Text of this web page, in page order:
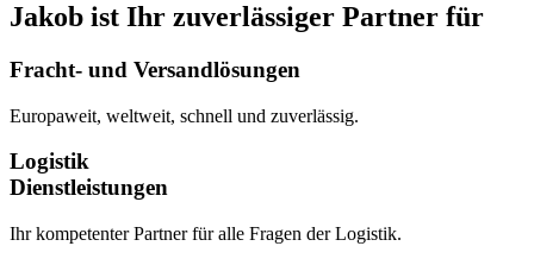
Jakob ist Ihr zuverlässiger Partner für
Fracht- und Versandlösungen
Europaweit, weltweit, schnell und zuverlässig.
Logistik
Dienstleistungen
Ihr kompetenter Partner für alle Fragen der Logistik.